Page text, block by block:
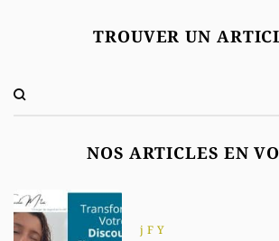
TROUVER UN
NOS ARTICLES EN
j F Y